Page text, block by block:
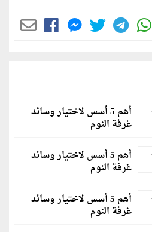
أهم 5 أسس لاختيار وسائد
غرفة النوم
أهم 5 أسس لاختيار وسائد
غرفة النوم
أهم 5 أسس لاختيار وسائد
غرفة النوم